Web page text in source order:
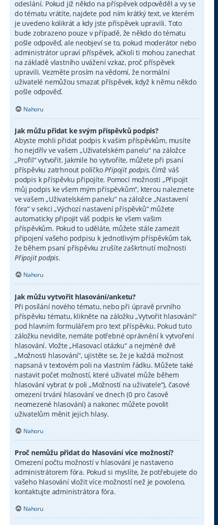
odeslání. Pokud již někdo na příspěvek odpověděl a vy se
do tématu vrátíte, najdete pod ním krátký text, ve kterém
je uvedeno kolikrát a kdy jste příspěvek upravili. Toto
bude zobrazeno pouze v případě, že někdo do tématu
pošle odpověď, ale neobjeví se to, pokud moderátor nebo
administrátor upraví příspěvek, ačkoli ti mohou zanechat
na základě vlastního uvážení vzkaz, proč příspěvek
upravili. Vezměte prosím na vědomí, že normální
uživatelé nemůžou smazat příspěvek, když k němu někdo
pošle odpověď.
Nahoru
Jak můžu přidat ke svým příspěvků podpis?
Abyste mohli přidat podpis k vašim příspěvkům, musíte
ho nejdřív ve vašem „Uživatelském panelu“ na záložce
„Profil“ vytvořit. Jakmile ho vytvoříte, můžete při psaní
příspěvku zatrhnout políčkoPřipojit podpis, čímž váš
podpis k příspěvku připojíte. Pomocí možnosti „Připojit
můj podpis ke všem mým příspěvkům“, kterou naleznete
ve vašem „Uživatelském panelu“ na záložce „Nastavení
fóra“ v sekci „Výchozí nastavení příspěvků“ můžete
automaticky připojit váš podpis ke všem vašim
příspěvkům. Pokud to uděláte, můžete stále zamezit
připojení vašeho podpisu k jednotlivým příspěvkům tak,
že během psaní příspěvku zrušíte zaškrtnutí možnosti
Připojit podpis.
Nahoru
Jak můžu vytvořit hlasování/anketu?
Při posílání nového tématu, nebo při úpravě prvního
příspěvku tématu, klikněte na záložku „Vytvořit hlasování“
pod hlavním formulářem pro text příspěvku. Pokud tuto
záložku nevidíte, nemáte potřebné oprávnění k vytvoření
hlasování. Vložte „Hlasovací otázku“ a nejméně dvě
„Možnosti hlasování“, ujistěte se, že je každá možnost
napsaná v textovém poli na vlastním řádku. Můžete také
nastavit počet možností, které uživatel může během
hlasování vybrat (v poli „Možností na uživatele“), časové
omezení trvání hlasování ve dnech (0 pro časově
neomezené hlasování) a nakonec můžete povolit
uživatelům měnit jejich hlasy.
Nahoru
Proč nemůžu přidat do hlasování více možností?
Omezení počtu možností v hlasování je nastaveno
administrátorem fóra. Pokud si myslíte, že potřebujete do
vašeho hlasování vložit více možností než je povoleno,
kontaktujte administrátora fóra.
Nahoru